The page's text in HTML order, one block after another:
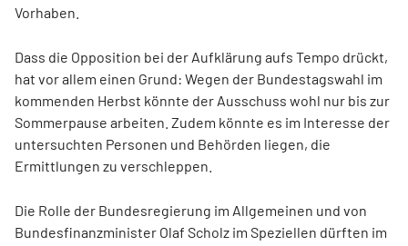
Vorhaben.
Dass die Opposition bei der Aufklärung aufs Tempo drückt,
hat vor allem einen Grund: Wegen der Bundestagswahl im
kommenden Herbst könnte der Ausschuss wohl nur bis zur
Sommerpause arbeiten. Zudem könnte es im Interesse der
untersuchten Personen und Behörden liegen, die
Ermittlungen zu verschleppen.
Die Rolle der Bundesregierung im Allgemeinen und von
Bundesfinanzminister Olaf Scholz im Speziellen dürften im